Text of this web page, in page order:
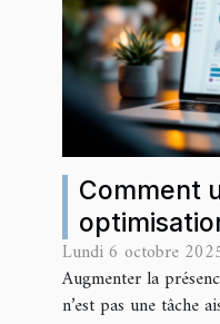
Comment
en ligne ?
Lundi 6 octobre
Augmenter la
n’est pas une tâche